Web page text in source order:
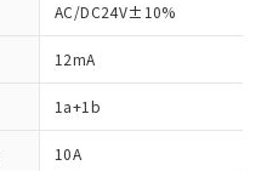
AC/DC24V±10%
12mA
1a+1b
10A